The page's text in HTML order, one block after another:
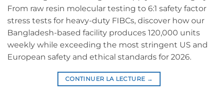
From raw resin molecular testing to 6:1 safety factor
stress tests for heavy-duty FIBCs, discover how our
Bangladesh-based facility produces 120,000 units
weekly while exceeding the most stringent US and
European safety and ethical standards for 2026.
CONTINUER LA LECTURE →